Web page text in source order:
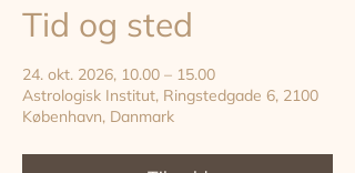
Tid og sted
24. okt. 2026, 10.00 – 15.00
Astrologisk Institut, Ringstedgade 6, 2100
København, Danmark